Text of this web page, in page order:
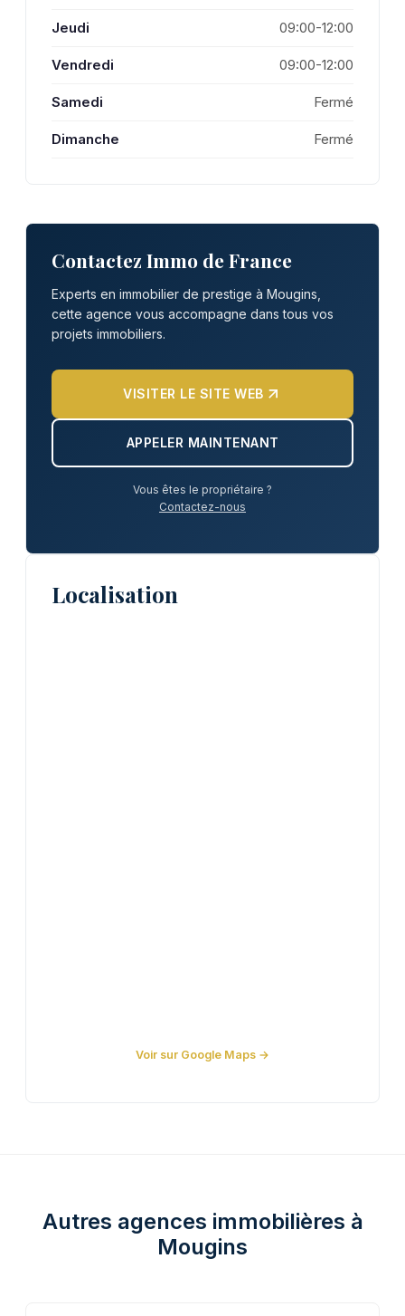
Jeudi 09:00-12:00
Vendredi 09:00-12:00
Samedi Fermé
Dimanche Fermé
Contactez Immo de France
Experts en immobilier de prestige à Mougins,
cette agence vous accompagne dans tous vos
projets immobiliers.
VISITER LE SITE WEB
APPELER MAINTENANT
Vous êtes le propriétaire ?
Contactez-nous
Localisation
Voir sur Google Maps →
Autres agences immobilières à
Mougins